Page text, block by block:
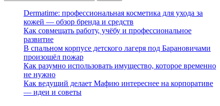
Dermatime: профессиональная косметика для ухода за
кожей — обзор бренда и средств
Как совмещать работу, учёбу и профессиональное
развитие
В спальном корпусе детского лагеря под Барановичами
произошёл пожар
Как разумно использовать имущество, которое временно
не нужно
Как ведущий делает Мафию интереснее на корпоративе
— идеи и советы